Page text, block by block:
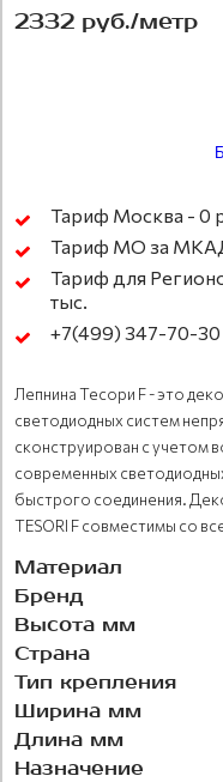
2332 руб./метр
Тариф Москва - 0
Тариф МО за
Тариф для
тыс.
+7(499) 347-70-
Лепнина Тесори F - это
светодиодных систем
сконструирован с учетом
современных
быстрого соединения.
TESORI F совместимы со
Материал
Бренд
Высота мм
Страна
Тип крепления
Ширина мм
Длина мм
Назначение